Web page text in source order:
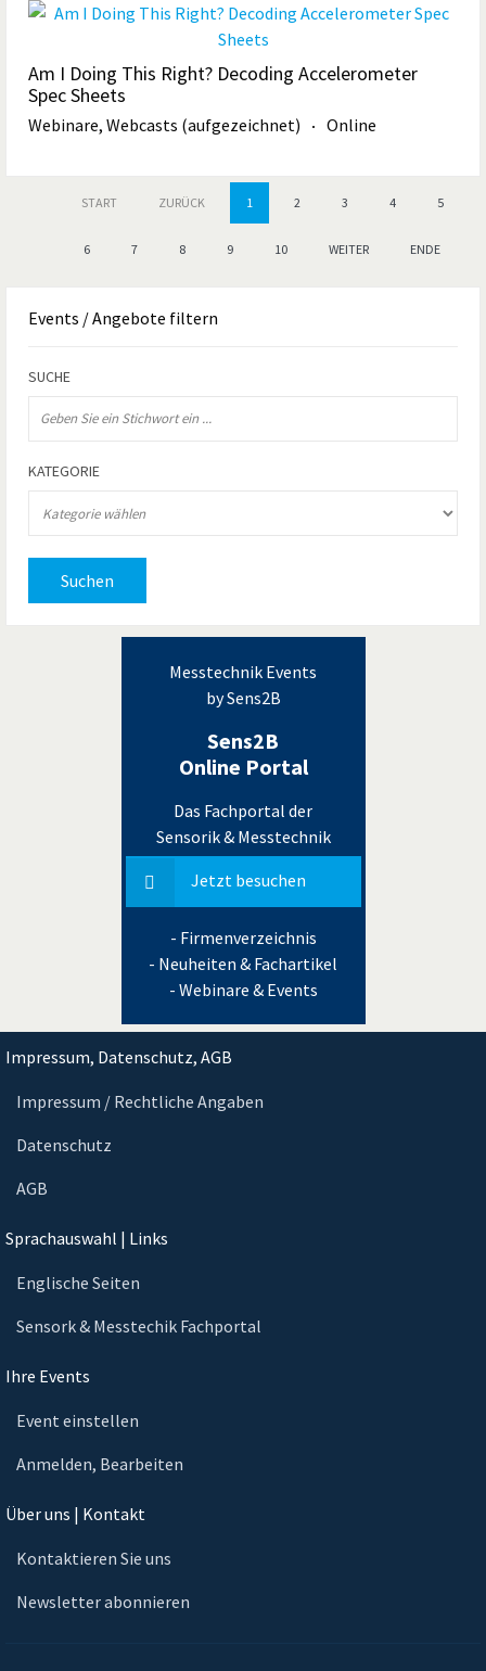
Am I Doing This Right? Decoding Accelerometer
Spec Sheets
Webinare, Webcasts (aufgezeichnet) Online
START ZURÜCK 1 2 3 4 5
6 7 8 9 10 WEITER ENDE
Events / Angebote filtern
SUCHE
KATEGORIE
Suchen
Messtechnik Events
by Sens2B
Sens2B
Online Portal
Das Fachportal der
Sensorik & Messtechnik
Jetzt besuchen
- Firmenverzeichnis
- Neuheiten & Fachartikel
- Webinare & Events
Impressum, Datenschutz, AGB
Impressum / Rechtliche Angaben
Datenschutz
AGB
Sprachauswahl | Links
Englische Seiten
Sensork & Messtechik Fachportal
Ihre Events
Event einstellen
Anmelden, Bearbeiten
Über uns | Kontakt
Kontaktieren Sie uns
Newsletter abonnieren